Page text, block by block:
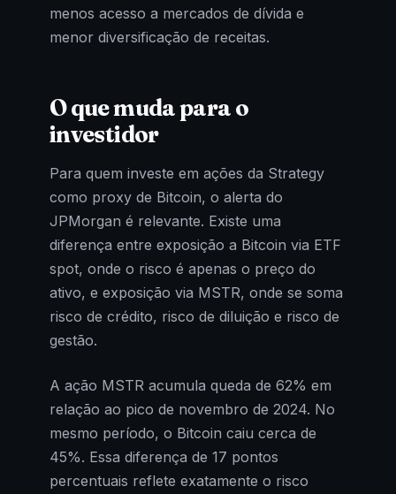
menos acesso a mercados de dívida e
menor diversificação de receitas.
O que muda para o
investidor
Para quem investe em ações da Strategy
como proxy de Bitcoin, o alerta do
JPMorgan é relevante. Existe uma
diferença entre exposição a Bitcoin via ETF
spot, onde o risco é apenas o preço do
ativo, e exposição via MSTR, onde se soma
risco de crédito, risco de diluição e risco de
gestão.
A ação MSTR acumula queda de 62% em
relação ao pico de novembro de 2024. No
mesmo período, o Bitcoin caiu cerca de
45%. Essa diferença de 17 pontos
percentuais reflete exatamente o risco